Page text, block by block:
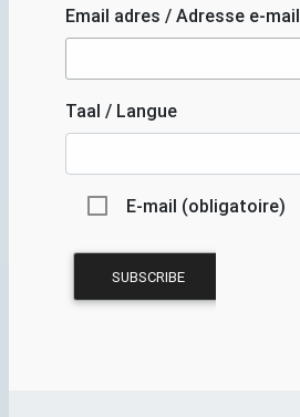
Email adres / Adresse e-mail
Taal / Langue
E-mail (obligatoire)